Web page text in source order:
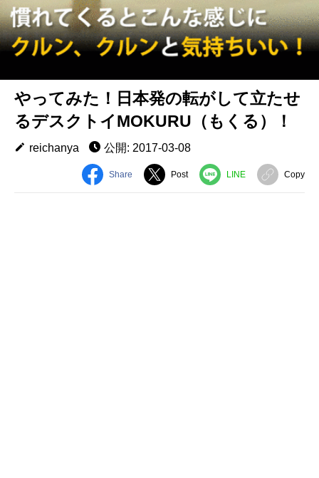
やってみた！日本発の転がして立たせ
るデスクトイMOKURU（もくる）！
reichanya 公開: 2017-03-08
Share Post LINE Copy